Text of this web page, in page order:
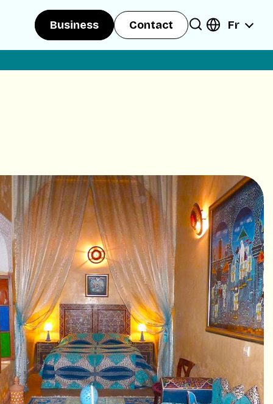
Business Contact Fr